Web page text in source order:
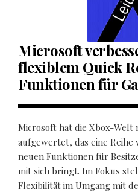
Microsoft
flexiblem Quick
Funktionen für
Microsoft hat die Xbox-Welt
aufgewertet, das eine Reihe
neuen Funktionen für
mit sich bringt. Im Fokus
Flexibilität im Umgang mit